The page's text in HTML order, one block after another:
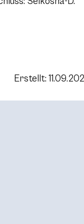
Erstellt: